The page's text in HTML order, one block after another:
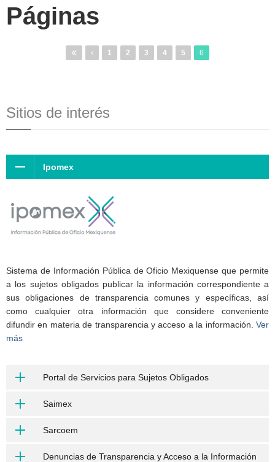
Páginas
1 2 3 4 5 6
Sitios de interés
Ipomex
Sistema de Información Pública de Oficio Mexiquense que permite
a los sujetos obligados publicar la información correspondiente a
sus obligaciones de transparencia comunes y específicas, así
como cualquier otra información que considere conveniente
difundir en materia de transparencia y acceso a la información. Ver
más
Portal de Servicios para Sujetos Obligados
Saimex
Sarcoem
Denuncias de Transparencia y Acceso a la Información